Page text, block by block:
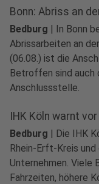
Bonn: Abriss an
Bedburg | In Bonn
Abrissarbeiten an
(06.08.) ist die
Betroffen sind auch
Anschlussstelle.
IHK Köln warnt
Bedburg | Die IHK
Rhein-Erft-Kreis
Unternehmen. Viele
Fahrzeiten, höhere